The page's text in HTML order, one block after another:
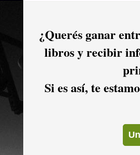
de grabación. La diosa
además que propositiva y
en un momento parecía que
en el olvido.
llegamos algunos de
bizcochos como
todo para poder grabar, le
carcajadas que después se
había llevado el instrumento…
¿Querés ganar
libros y recibir
Si es así, te